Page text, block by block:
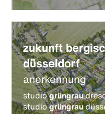
zukunft
düsseldorf
anerkennung
studiogrüngrau
studiogrüngrau